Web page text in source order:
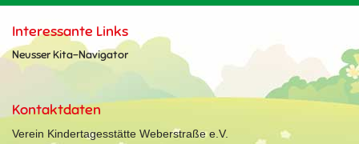
Interessante Links
Neusser Kita-Navigator
Kontaktdaten
Verein Kindertagesstätte Weberstraße e.V.